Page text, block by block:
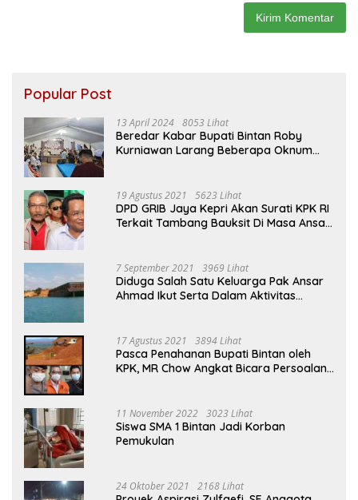
Popular Post
13 April 2024 8053 Lihat
Beredar Kabar Bupati Bintan Roby
Kurniawan Larang Beberapa Oknum
19 Agustus 2021 5623 Lihat
DPD GRIB Jaya Kepri Akan Surati KPK RI
Terkait Tambang Bauksit Di Masa Ansar
7 September 2021 3969 Lihat
Diduga Salah Satu Keluarga Pak Ansar
Ahmad Ikut Serta Dalam Aktivitas
17 Agustus 2021 3894 Lihat
Pasca Penahanan Bupati Bintan oleh
KPK, MR Chow Angkat Bicara Persoalan
11 November 2022 3023 Lihat
Siswa SMA 1 Bintan Jadi Korban
Pemukulan
24 Oktober 2021 2168 Lihat